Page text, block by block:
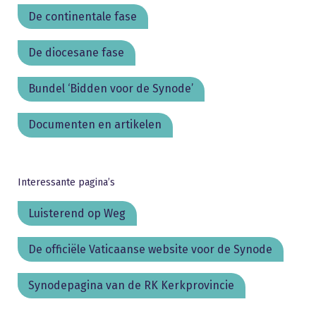
De continentale fase
De diocesane fase
Bundel ‘Bidden voor de Synode’
Documenten en artikelen
Interessante pagina’s
Luisterend op Weg
De officiële Vaticaanse website voor de Synode
Synodepagina van de RK Kerkprovincie